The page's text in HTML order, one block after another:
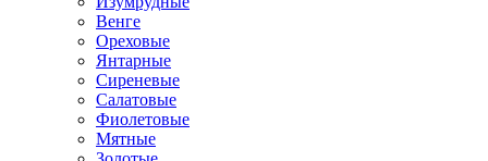
Венге
Ореховые
Янтарные
Сиреневые
Салатовые
Фиолетовые
Мятные